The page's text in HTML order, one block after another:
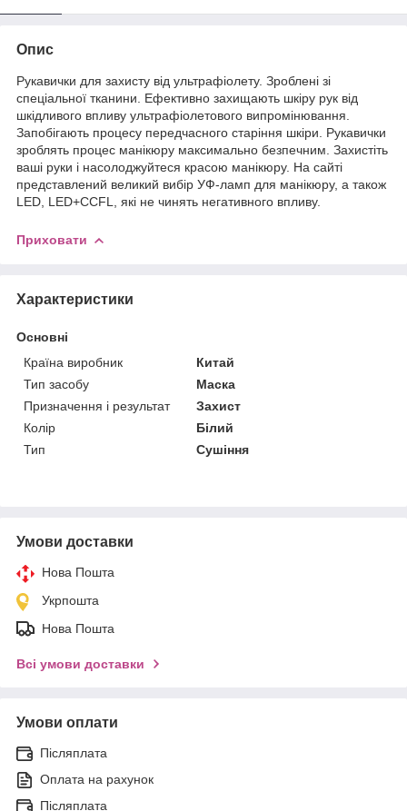
Опис
Рукавички для захисту від ультрафіолету. Зроблені зі
спеціальної тканини. Ефективно захищають шкіру рук від
шкідливого впливу ультрафіолетового випромінювання.
Запобігають процесу передчасного старіння шкіри. Рукавички
зроблять процес манікюру максимально безпечним. Захистіть
ваші руки і насолоджуйтеся красою манікюру. На сайті
представлений великий вибір УФ-ламп для манікюру, а також
LED, LED+CCFL, які не чинять негативного впливу.
Приховати
Характеристики
Основні
Країна виробник
Китай
Тип засобу
Маска
Призначення і результат
Захист
Колір
Білий
Тип
Сушіння
Умови доставки
Нова Пошта
Укрпошта
Нова Пошта
Всі умови доставки
Умови оплати
Післяплата
Оплата на рахунок
Післяплата